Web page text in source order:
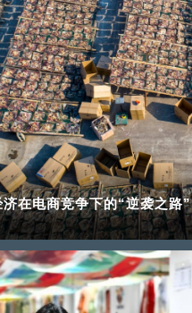
在电商竞争下的“逆袭之路”